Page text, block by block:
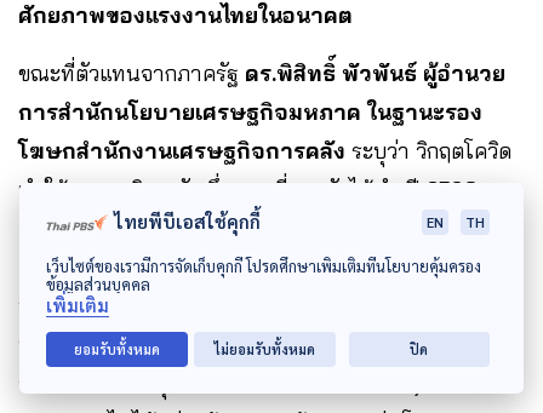
ศักยภาพของแรงงานไทยในอนาคต
ขณะที่ตัวแทนจากภาครัฐ ดร.พิสิทธิ์ พัวพันธ์ ผู้อำนวย
การสำนักนโยบายเศรษฐกิจมหภาค ในฐานะรอง
โฆษกสำนักงานเศรษฐกิจการคลัง ระบุว่า วิกฤตโควิด
ทำให้เศรษฐกิจชะงัก ซึ่งแผนที่ภาครัฐได้ทำ ปี 2563 ออก
เงินกู้ 1 ล้านล้านบาท และปี 2564 ออก พ.ร.ก.เงินกู้อีก 5
แสนล้านบาท เบ็ดเสร็จนอกเหนือจากงบประมาณแผ่นดิน
ที่ทำรายปีจะมีเงิน 1.5 ล้านล้านบาท ที่มีหน่วยงานหลัก
พยายามเยียวยาและฟื้นฟูเศรษฐกิจ และการจัดการ
วัคซีน สาธารณสุข ซึ่งจะเห็นว่าโครงการต่างๆ ช่วย
ไทยพีบีเอสใช้คุกกี้ EN TH
เว็บไซต์ของเรามีการจัดเก็บคุกกี้ โปรดศึกษาเพิ่มเติมที่นโยบายคุ้มครอง
ข้อมูลส่วนบุคคล
เพิ่มเติม
ยอมรับทั้งหมด ไม่ยอมรับทั้งหมด ปิด